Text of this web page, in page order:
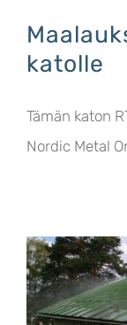
katolle
Tämän katon
Nordic Metal